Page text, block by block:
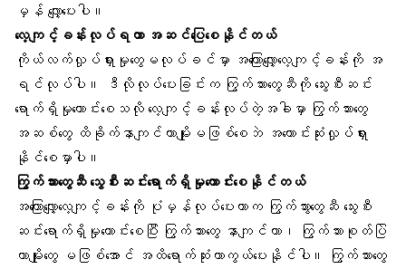
မှန် လျှော့ပေးပါ။
လေ့ကျင့်ခန်း လုပ်ရတာ အဆင်ပြေစေနိုင်တယ်
ကိုယ်လက်လှုပ်ရှားမှုတွေမလုပ်ခင်မှာ အကြောလျှော့လေ့ကျင့်ခန်းကို အ
ရင်လုပ်ပါ။ ဒီလိုလုပ်ပေးခြင်းက ကြွက်သားတွေဆီကို သွေးစီးဆင်း
ရောက်ရှိမှုကောင်းစေသလို လေ့ကျင့်ခန်းလုပ်တဲ့အခါမှာ ကြွက်သားတွေ
အဆစ်တွေ ထိခိုက်နာကျင်တာမျိုးမဖြစ်စေဘဲ အကောင်းဆုံးလှုပ်ရှား
နိုင်စေမှာပါ။
ကြွက်သားတွေဆီ သွေစီးဆင်းရောက်ရှိမှုကောင်းစေနိုင်တယ်
အကြောလျှော့လေ့ကျင့်ခန်းကို ပုံမှန်လုပ်ပေးတာက ကြွက်သွားတွေဆီ သွေးစီး
ဆင်းရောက်ရှိမှုကောင်းစေပြီး ကြွက်သားတွေ နာကျင်တာ၊ ကြွက်သားစုတ်ပြဲ
တာမျိုးတွေ မဖြစ်အောင် အထိရောက်ဆုံးကာကွယ်ပေးနိုင်ပါ။ ကြွက်သားတွေ